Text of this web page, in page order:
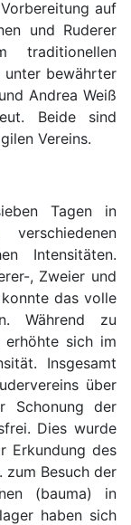
auf
und Ruderer
traditionellen
unter bewährter
Andrea Weiß
Beide sind
Vereins.
Tagen in
Intensitäten.
, Zweier und
das volle
Während zu
sich im
Insgesamt
über
Schonung der
Dies wurde
Erkundung des
zum Besuch der
(bauma) in
haben sich